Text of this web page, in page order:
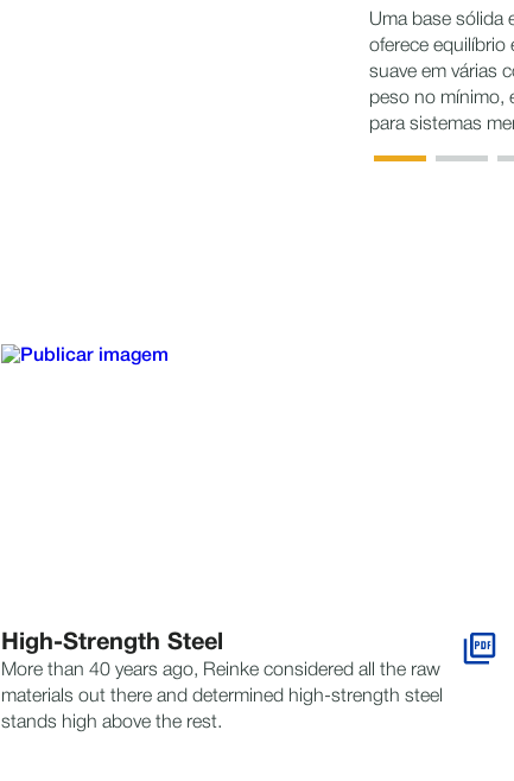
Uma base sólida
oferece equilíbrio
suave em várias
peso no mínimo,
para sistemas
High-Strength Steel
More than 40 years ago, Reinke considered all the raw
materials out there and determined high-strength steel
stands high above the rest.